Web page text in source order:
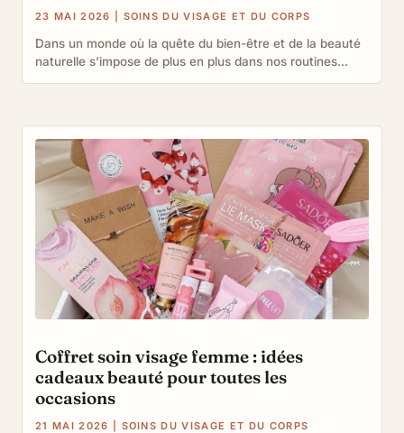
23 MAI 2026 SOINS DU VISAGE ET DU CORPS
Dans un monde où la quête du bien-être et de la beauté
naturelle s’impose de plus en plus dans nos routines...
Coffret soin visage femme : idées
cadeaux beauté pour toutes les
occasions
21 MAI 2026 SOINS DU VISAGE ET DU CORPS